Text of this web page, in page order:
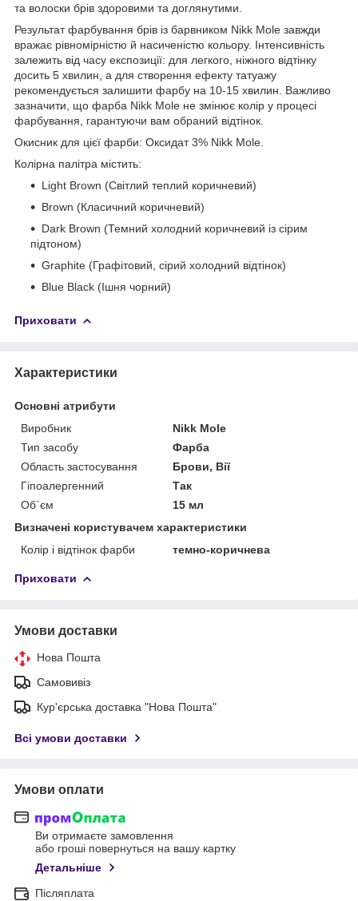
та волоски брів здоровими та доглянутими.
Результат фарбування брів із барвником Nikk Mole завжди
вражає рівномірністю й насиченістю кольору. Інтенсивність
залежить від часу експозиції: для легкого, ніжного відтінку
досить 5 хвилин, а для створення ефекту татуажу
рекомендується залишити фарбу на 10-15 хвилин. Важливо
зазначити, що фарба Nikk Mole не змінює колір у процесі
фарбування, гарантуючи вам обраний відтінок.
Окисник для цієї фарби: Оксидат 3% Nikk Mole.
Колірна палітра містить:
Light Brown (Світлий теплий коричневий)
Brown (Класичний коричневий)
Dark Brown (Темний холодний коричневий із сірим
підтоном)
Graphite (Графітовий, сірий холодний відтінок)
Blue Black (Ішня чорний)
Приховати
Характеристики
Основні атрибути
Виробник
Nikk Mole
Тип засобу
Фарба
Область застосування
Брови, Вії
Гіпоалергенний
Так
Об`єм
15 мл
Визначені користувачем характеристики
Колір і відтінок фарби
темно-коричнева
Приховати
Умови доставки
Нова Пошта
Самовивіз
Кур'єрська доставка "Нова Пошта"
Всі умови доставки
Умови оплати
Ви отримаєте замовлення
або гроші повернуться на вашу картку
Детальніше
Післяплата